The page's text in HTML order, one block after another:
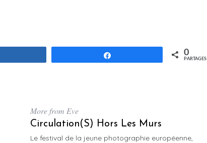
0
PARTAGES
More from Eve
Circulation(s) Hors Les Murs
Le festival de la jeune photographie européenne,